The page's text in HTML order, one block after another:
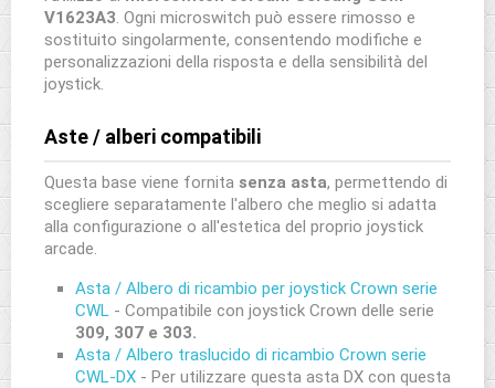
V1623A3. Ogni microswitch può essere rimosso e
sostituito singolarmente, consentendo modifiche e
personalizzazioni della risposta e della sensibilità del
joystick.
Aste / alberi compatibili
Questa base viene fornita senza asta, permettendo di
scegliere separatamente l'albero che meglio si adatta
alla configurazione o all'estetica del proprio joystick
arcade.
Asta / Albero di ricambio per joystick Crown serie
CWL - Compatibile con joystick Crown delle serie
309, 307 e 303.
Asta / Albero traslucido di ricambio Crown serie
CWL-DX - Per utilizzare questa asta DX con questa